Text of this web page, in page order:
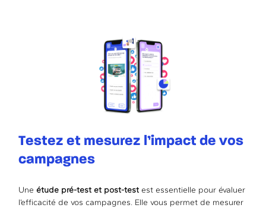
Testez et mesurez l’impact de vos
campagnes
Uneétude pré-test et post-test est essentielle pour évaluer
l’efficacité de vos campagnes. Elle vous permet de mesurer